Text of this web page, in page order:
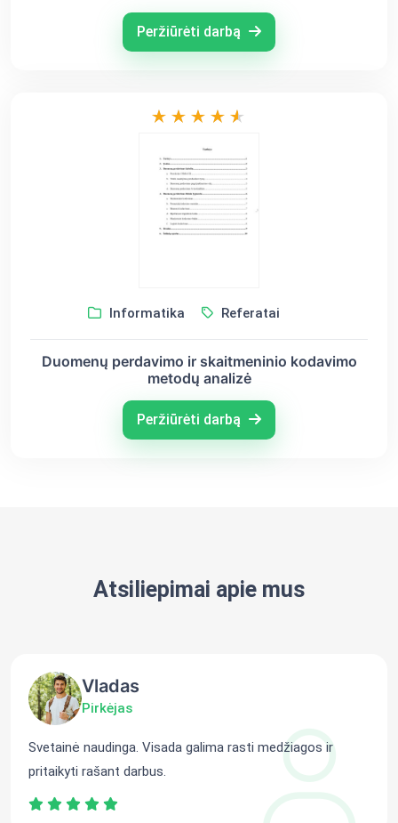
Peržiūrėti darbą
Informatika Referatai
Duomenų perdavimo ir skaitmeninio kodavimo
metodų analizė
Peržiūrėti darbą
Atsiliepimai apie mus
Vladas
Pirkėjas
Svetainė naudinga. Visada galima rasti medžiagos ir
pritaikyti rašant darbus.